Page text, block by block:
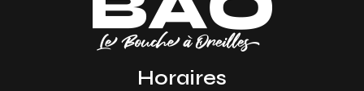
Horaires